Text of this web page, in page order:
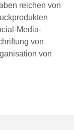
reichen von
Media-
von
von